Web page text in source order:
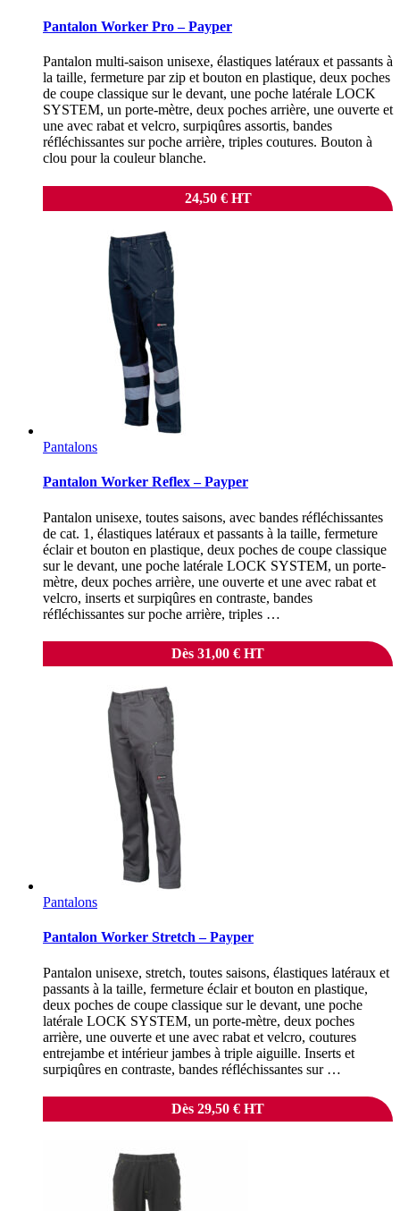
Pantalon Worker Pro – Payper
Pantalon multi-saison unisexe, élastiques latéraux et passants à
la taille, fermeture par zip et bouton en plastique, deux poches
de coupe classique sur le devant, une poche latérale LOCK
SYSTEM, un porte-mètre, deux poches arrière, une ouverte et
une avec rabat et velcro, surpiqûres assortis, bandes
réfléchissantes sur poche arrière, triples coutures. Bouton à
clou pour la couleur blanche.
24,50 €HT
Pantalons
Pantalon Worker Reflex – Payper
Pantalon unisexe, toutes saisons, avec bandes réfléchissantes
de cat. 1, élastiques latéraux et passants à la taille, fermeture
éclair et bouton en plastique, deux poches de coupe classique
sur le devant, une poche latérale LOCK SYSTEM, un porte-
mètre, deux poches arrière, une ouverte et une avec rabat et
velcro, inserts et surpiqûres en contraste, bandes
réfléchissantes sur poche arrière, triples …
Dès 31,00 € HT
Pantalons
Pantalon Worker Stretch – Payper
Pantalon unisexe, stretch, toutes saisons, élastiques latéraux et
passants à la taille, fermeture éclair et bouton en plastique,
deux poches de coupe classique sur le devant, une poche
latérale LOCK SYSTEM, un porte-mètre, deux poches
arrière, une ouverte et une avec rabat et velcro, coutures
entrejambe et intérieur jambes à triple aiguille. Inserts et
surpiqûres en contraste, bandes réfléchissantes sur …
Dès 29,50 € HT